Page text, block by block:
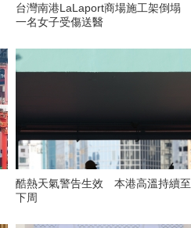
台灣南港LaLaport商場施工架倒塌
一名女子受傷送醫
酷熱天氣警告生效 本港高溫持續至
下周